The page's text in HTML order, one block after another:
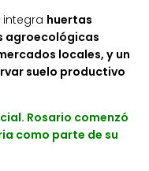
huertas
agroecológicas
locales, y un
suelo productivo
Rosario comenzó
como parte de su